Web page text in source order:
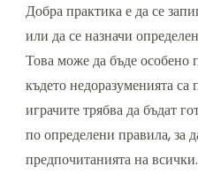
Добра практика е да се
или да се назначи
Това може да бъде
където недоразуменията
играчите трябва да бъдат
по определени правила, за
предпочитанията на всички.